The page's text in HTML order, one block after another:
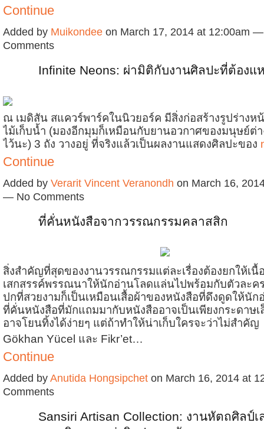
Continue
Added by Muikondee on March 17, 2014 at 12:00am
Comments
Infinite Neons: ผ่ามิติกับงานศิลปะที่ต้อง
ณ เมดิสัน สแควร์พาร์คในนิวยอร์ค มีสิ่งก่อสร้างรูปร่างห
ไม้เก็บน้ำ (มองอีกมุมก็เหมือนกับยานอวกาศของมนุษย์ต่
ไว้นะ) 3 ถัง วางอยู่ ที่จริงแล้วเป็นผลงานแสดงศิลปะของ
Continue
Added by Verarit Vincent Veranondh on March 16,
— No Comments
ที่คั่นหนังสือจากวรรณกรรมคลาสสิก
สิ่งสำคัญที่สุดของงานวรรณกรรมแต่ละเรื่องต้องยกให้เนื้
เสกสรรค์พรรณนาให้นักอ่านโลดแล่นไปพร้อมกับตัวละค
ปกที่สวยงามก็เป็นเหมือนเสื้อผ้าของหนังสือที่ดึงดูดให้นัก
ที่คั่นหนังสือที่มักแถมมากับหนังสืออาจเป็นเพียงกระดาษ
อาจโยนทิ้งได้ง่ายๆ แต่ถ้าทำให้น่าเก็บใครจะว่าไม่สำคัญ
Gökhan Yücel และ Fikr’et…
Continue
Added by Anutida Hongsipchet on March 16, 2014 at
Comments
Sansiri Artisan Collection: งานหัตถศิลป์เ